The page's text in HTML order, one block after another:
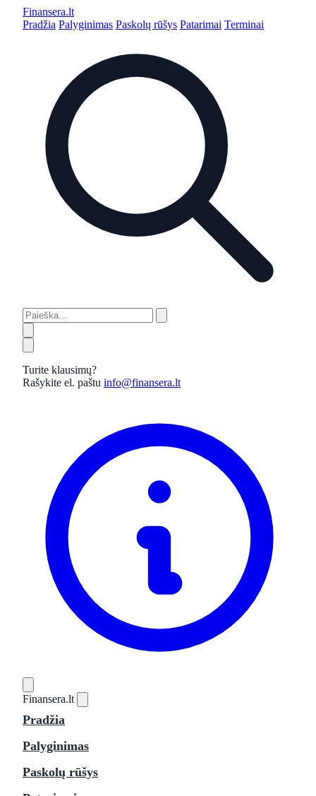
Finansera.lt
Pradžia Palyginimas Paskolų rūšys Patarimai Terminai
Turite klausimų?
Rašykite el. paštu info@finansera.lt
Finansera.lt
Pradžia
Palyginimas
Paskolų rūšys